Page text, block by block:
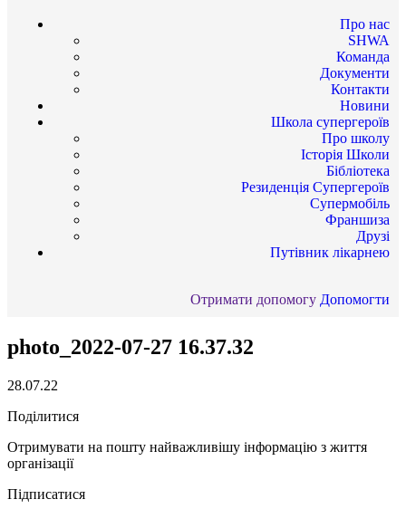
Про нас
SHWA
Команда
Документи
Контакти
Новини
Школа супергероїв
Про школу
Історія Школи
Бібліотека
Резиденція Супергероїв
Супермобіль
Франшиза
Друзі
Путівник лікарнею
Отримати допомогу Допомогти
photo_2022-07-27 16.37.32
28.07.22
Поділитися
Отримувати на пошту найважливішу інформацію з життя
організації
Підписатися